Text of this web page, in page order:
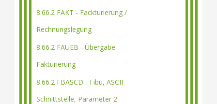
8.66.2 FAKT - Fackturierung /
Rechnungslegung
8.66.2 FAUEB - Übergabe
Fakturierung
8.66.2 FBASCD - Fibu, ASCII-
Schnittstelle, Parameter 2